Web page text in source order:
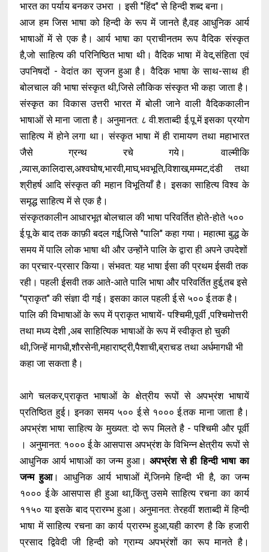
भारत का पर्याय बनकर उभरा । इसी "हिंद" से हिन्दी शब्द बना ।
आज हम जिस भाषा को हिन्दी के रूप में जानते है,वह आधुनिक आर्य
भाषाओं में से एक है। आर्य भाषा का प्राचीनतम रूप वैदिक संस्कृत
है,जो साहित्य की परिनिष्ठित भाषा थी। वैदिक भाषा में वेद,संहिता एवं
उपनिषदों -वेदांत का सृजन हुआ है । वैदिक भाषा के साथ-साथ ही
बोलचाल की भाषा संस्कृत थी,जिसे लौकिक संस्कृत भी कहा जाता है।
संस्कृत का विकास उत्तरी भारत में बोली जाने वाली वैदिककालीन
भाषाओं से माना जाता है । अनुमानत: ८ वी.शताब्दी ई.पू.में इसका प्रयोग
साहित्य में होने लगा था । संस्कृत भाषा में ही रामायण तथा महाभारत
जैसे
ग्रन्थ रचे गये।
वाल्मीकि
,व्यास,कालिदास,अश्वघोष,भारवी,माघ,भवभूति,विशाख,मम्मट,दंडी
तथा
श्रीहर्ष आदि संस्कृत की महान विभूतियाँ है । इसका साहित्य विश्व के
समृद्ध साहित्य में से एक है ।
संस्कृतकालीन आधारभूत बोलचाल की भाषा परिवर्तित होते-होते ५००
ई.पू.के बाद तक काफ़ी बदल गई,जिसे "पालि"कहा गया । महात्मा बुद्ध के
समय में पालि लोक भाषा थी और उन्होंने पालि के द्वारा ही अपने उपदेशों
का प्रचार-प्रसार किया । संभवत:यह भाषा ईसा की प्रथम ईसवी तक
रही । पहली ईसवी तक आते-आते पालि भाषा और परिवर्तित हुई,तब इसे
"प्राकृत"की संज्ञा दी गई। इसका काल पहली ई.से ५०० ई.तक है ।
पालिकी विभाषाओं के रूप में प्राकृत भाषायें-पश्चिमी,पूर्वी ,पश्चिमोत्तरी
तथा मध्य देशी ,अब साहित्यिक भाषाओं के रूप में स्वीकृत हो चुकी
थी,जिन्हें मागधी,शौरसेनी,महाराष्ट्री,पैशाची,ब्राचड तथा अर्धमागधी भी
कहा जा सकता है ।
आगे चलकर,प्राकृत भाषाओं के क्षेत्रीय रूपों से अपभ्रंश भाषायें
प्रतिष्ठित हुई।इनका समय ५०० ई.से १००० ई.तक माना जाता है।
अपभ्रंश भाषा साहित्य के मुख्यत:दो रूप मिलते है-पश्चिमी और पूर्वी
। अनुमानत: १००० ई.के आसपास अपभ्रंश के विभिन्न क्षेत्रीय रूपों से
आधुनिक आर्य भाषाओं का जन्म हुआ।अपभ्रंश से ही हिन्दी भाषा का
जन्म हुआ।आधुनिक आर्य भाषाओं में,जिनमे हिन्दी भी है,का जन्म
१००० ई.के आसपास ही हुआ था,किंतु उसमे साहित्य रचना का कार्य
११५० या इसके बाद प्रारम्भ हुआ। अनुमानत:तेरहवीं शताब्दी में हिन्दी
भाषा में साहित्य रचना का कार्य प्रारम्भ हुआ,यही कारण है कि हजारी
प्रसाद द्विवेदी जी हिन्दी को ग्राम्य अपभ्रंशों का रूप मानते है।